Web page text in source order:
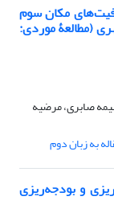
مکان سوم
(مطالعۀ موردی:
صابری، مرضیه
به زبان دوم
و بودجه‌ریزی‌